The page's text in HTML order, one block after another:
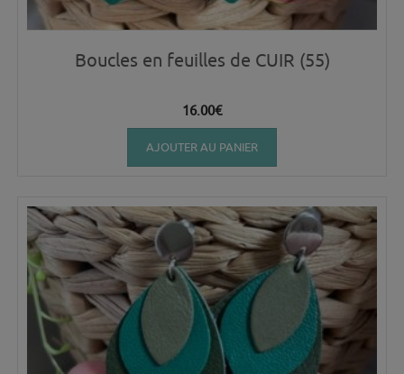
Boucles en feuilles de CUIR (55)
16.00€
AJOUTER AU PANIER